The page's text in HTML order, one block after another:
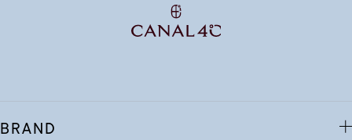
BRAND